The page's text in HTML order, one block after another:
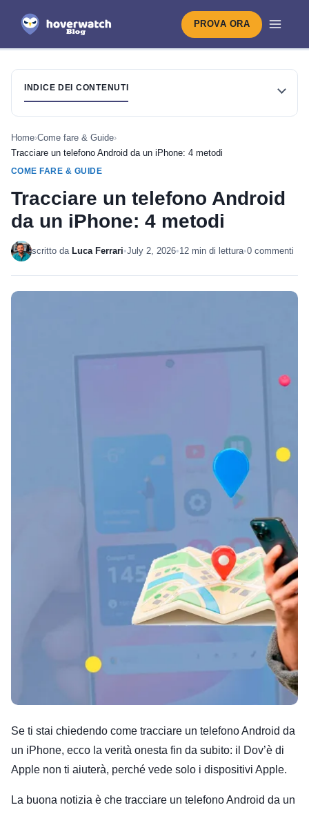
PROVA ORA
INDICE DEI CONTENUTI
Home›Come fare & Guide›
Tracciare un telefono Android da un iPhone: 4 metodi
COME FARE & GUIDE
Tracciare un telefono Android
da un iPhone: 4 metodi
scritto da Luca Ferrari•July 2, 2026•12 min di lettura•0 commenti
Se ti stai chiedendo come tracciare un telefono Android da
un iPhone, ecco la verità onesta fin da subito: il Dov’è di
Apple non ti aiuterà, perché vede solo i dispositivi Apple.
La buona notizia è che tracciare un telefono Android da un